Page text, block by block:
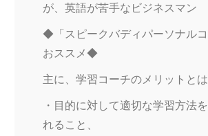
が、英語が苦手なビジネスマン
◆「スピークバディパーソナルコ
おススメ◆
主に、学習コーチのメリットとは
・目的に対して適切な学習方法
れること、